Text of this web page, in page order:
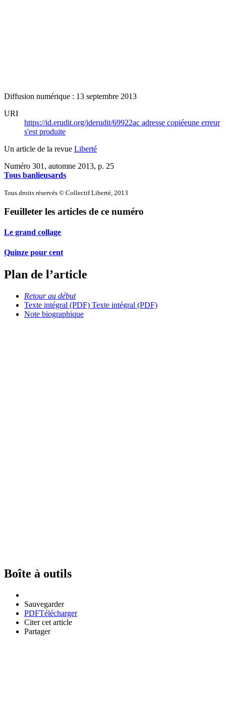
Diffusion numérique : 13 septembre 2013
URI
https://id.erudit.org/iderudit/69922ac adresse copiéeune erreur
s'est produite
Un article de la revue Liberté
Numéro 301, automne 2013, p. 25
Tous banlieusards
Tous droits réservés © Collectif Liberté, 2013
Feuilleter les articles de ce numéro
Le grand collage
Quinze pour cent
Plan de l’article
Retour au début
Texte intégral (PDF) Texte intégral (PDF)
Note biographique
Boîte à outils
Sauvegarder
PDFTélécharger
Citer cet article
Partager